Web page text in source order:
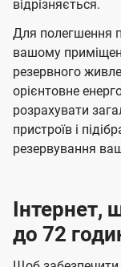
відрізняється.
Для полегшення
вашому
резервного
орієнтовне
розрахувати
пристроїв і
резервування
Інтернет,
до 72